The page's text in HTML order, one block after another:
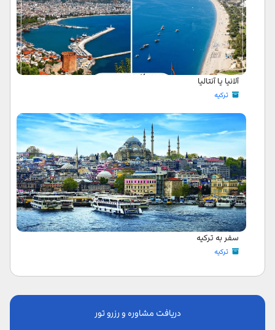
آلانیا یا آنتالیا
ترکیه
سفر به ترکیه
ترکیه
دریافت مشاوره و رزرو تور